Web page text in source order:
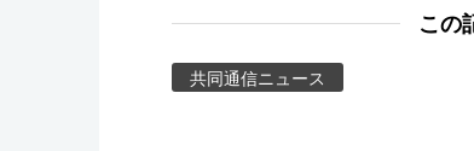
この
共同通信ニュース